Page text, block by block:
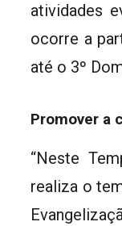
atividades
ocorre a
até o 3º
Promover a
“Neste
realiza o